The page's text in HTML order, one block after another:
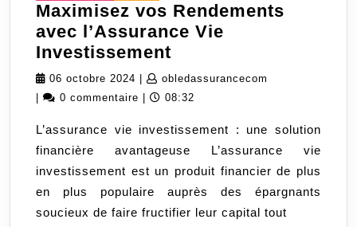
Maximisez vos Rendements
avec l’Assurance Vie
Investissement
vos
Rendements
l’Assurance
Vie
Investissement
06 octobre 2024 06
octobre
obledassurancecom
0 commentaire 08:32
L’assurance vie investissement : une solution
financière avantageuse L’assurance vie
investissement est un produit financier de plus
en plus populaire auprès des épargnants
soucieux de faire fructifier leur capital tout